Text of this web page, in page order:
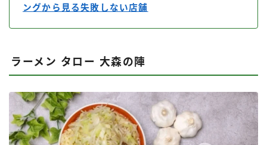
ングから見る失敗しない店舗
ラーメン タロー 大森の陣